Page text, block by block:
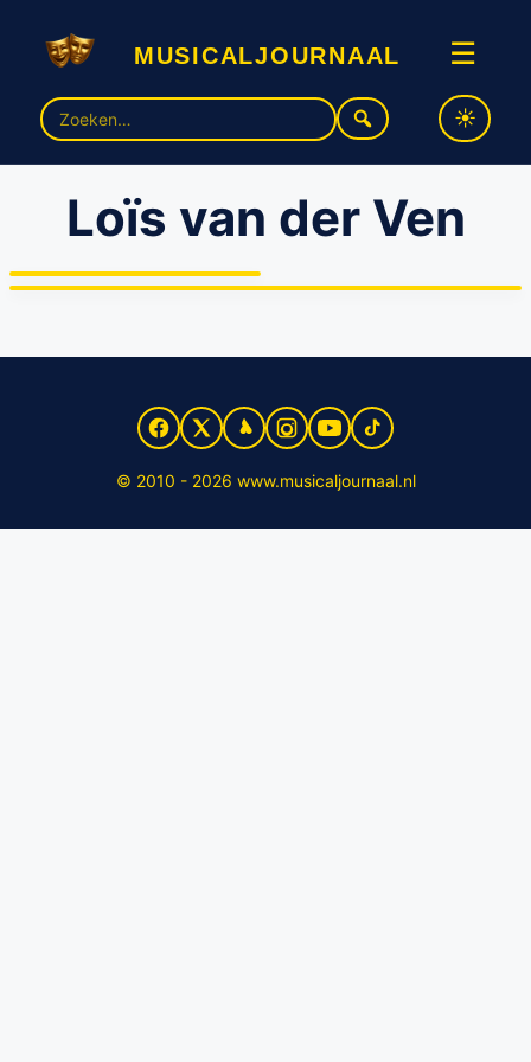
musicaljournaal ☰
Zoek
naar:
Loïs van der Ven
Loïs van de Ven als Lot
Kleinhart in Urinetown de
© 2010 - 2026 www.musicaljournaal.nl